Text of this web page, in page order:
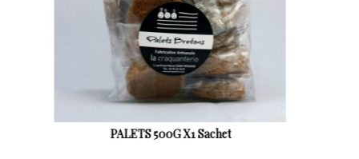
PALETS 300G Sachet